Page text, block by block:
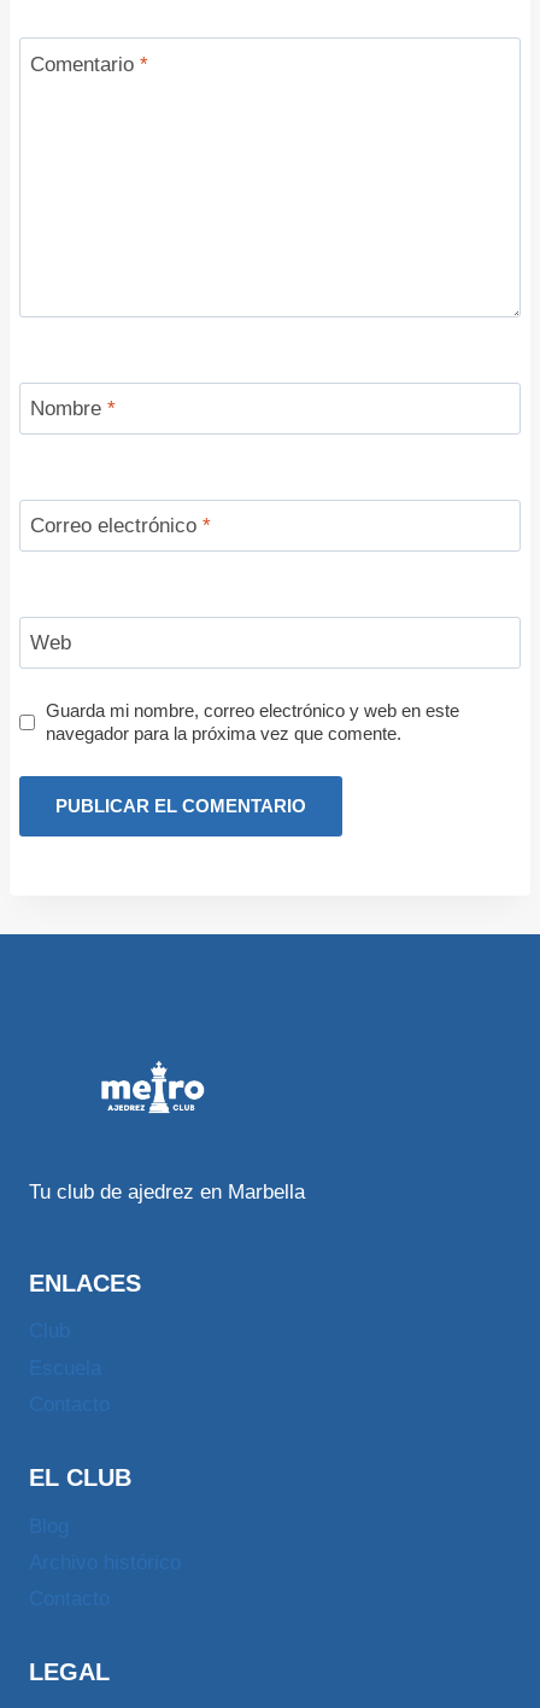
Comentario *
Nombre *
Correo electrónico *
Web
Guarda mi nombre, correo electrónico y web en este
navegador para la próxima vez que comente.
Tu club de ajedrez en Marbella
ENLACES
EL CLUB
LEGAL